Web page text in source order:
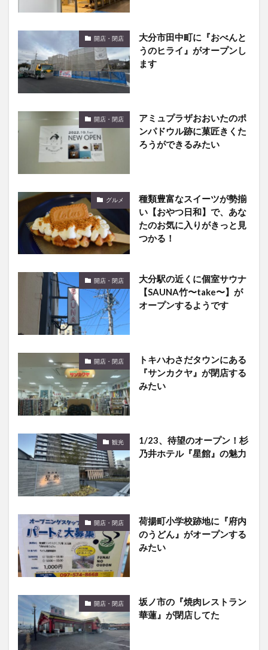
開店・閉店
大分市田中町に『おべんと
うのヒライ』がオープンし
ます
開店・閉店
アミュプラザおおいたのポ
ンパドウル跡に菓匠きくた
ろうができるみたい
グルメ
種類豊富なスイーツが勢揃
い【おやつ日和】で、あな
たのお気に入りがきっと見
つかる！
開店・閉店
大分駅の近くに個室サウナ
【SAUNA竹〜take〜】が
オープンするようです
開店・閉店
トキハわさだタウンにある
『サンカクヤ』が閉店する
みたい
観光
1/23、待望のオープン！杉
乃井ホテル『星館』の魅力
開店・閉店
荷揚町小学校跡地に『府内
のうどん』がオープンする
みたい
開店・閉店
坂ノ市の『焼肉レストラン
華蓮』が閉店してた